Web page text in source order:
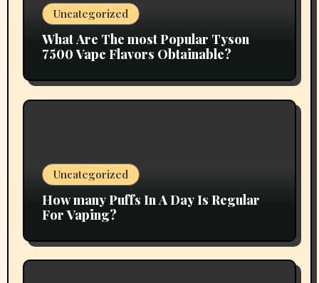
Uncategorized
What Are The most Popular Tyson
7500 Vape Flavors Obtainable?
Uncategorized
How many Puffs In A Day Is Regular
For Vaping?